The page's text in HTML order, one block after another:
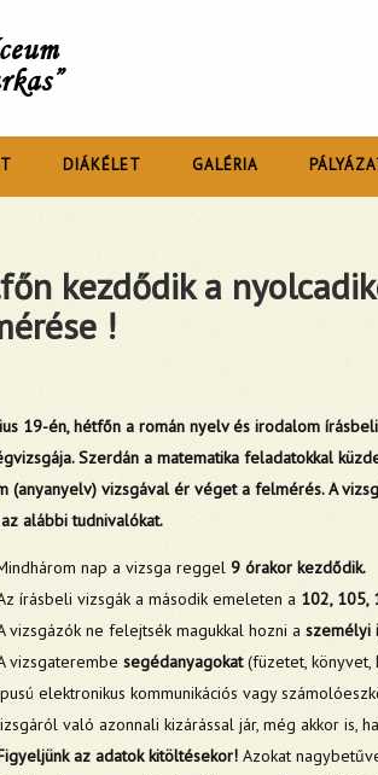
DIÁKÉLET GALÉRIA
kezdődik a
!
19-én, hétfőn a román nyelv és irodalom
Szerdán a matematika feladatokkal
(anyanyelv) vizsgával ér véget a felmérés. A
alábbi tudnivalókat.
nap a vizsga reggel 9 órakor kezdődik.
írásbeli vizsgák a második emeleten a 102, 105,
vizsgázók ne felejtsék magukkal hozni a személyi
vizsgaterembe segédanyagokat(füzetet, könyvet,
elektronikus kommunikációs vagy
való azonnali kizárással jár, még akkor is,
az adatok kitöltésekor!Azokat